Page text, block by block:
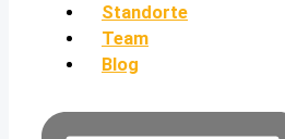
Standorte
Team
Blog